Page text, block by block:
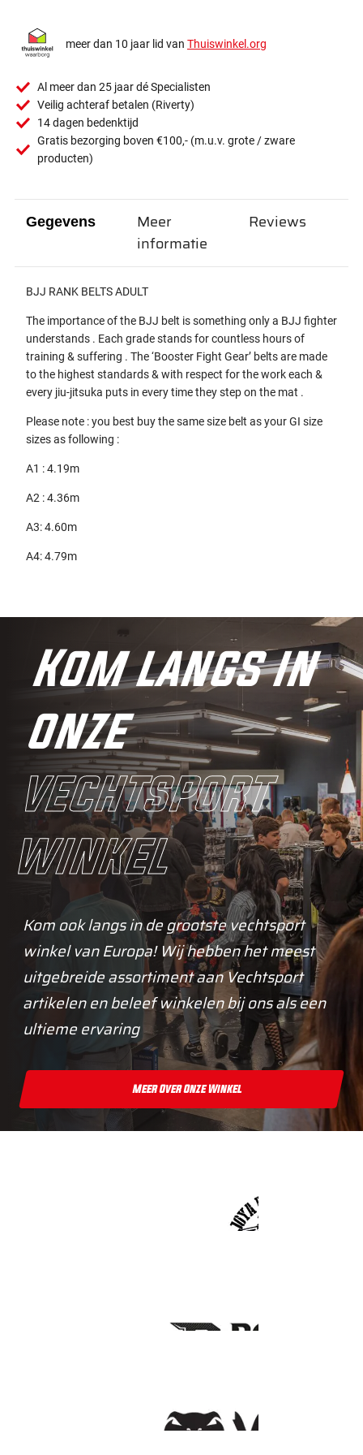
meer dan 10 jaar lid van Thuiswinkel.org
Al meer dan 25 jaar dé Specialisten
Veilig achteraf betalen (Riverty)
14 dagen bedenktijd
Gratis bezorging boven €100,- (m.u.v. grote / zware
producten)
Gegevens
BJJ RANK BELTS ADULT
The importance of the BJJ belt is something only a BJJ fighter
understands . Each grade stands for countless hours of
training & suffering . The ‘Booster Fight Gear’ belts are made
to the highest standards & with respect for the work each &
every jiu-jitsuka puts in every time they step on the mat .
Please note : you best buy the same size belt as your GI size
sizes as following :
A1 : 4.19m
A2 : 4.36m
A3: 4.60m
A4: 4.79m
Meer
informatie
Reviews
Kom langs in
onze
vechtsport
winkel
Kom ook langs in de grootste vechtsport
winkel van Europa! Wij hebben het meest
uitgebreide assortiment aan Vechtsport
artikelen en beleef winkelen bij ons als een
ultieme ervaring
Meer Over Onze Winkel